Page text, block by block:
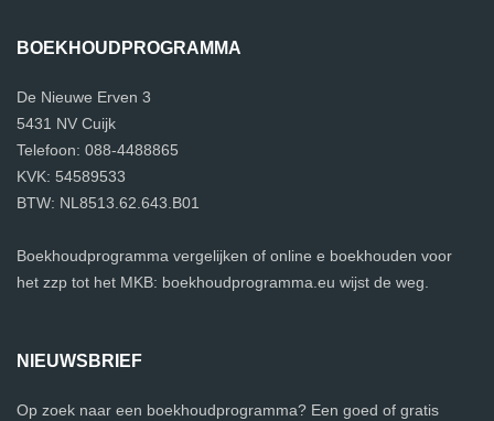
BOEKHOUDPROGRAMMA
De Nieuwe Erven 3
5431 NV Cuijk
Telefoon: 088-4488865
KVK: 54589533
BTW: NL8513.62.643.B01
Boekhoudprogramma vergelijken of online e boekhouden voor
het zzp tot het MKB: boekhoudprogramma.eu wijst de weg.
NIEUWSBRIEF
Op zoek naar een boekhoudprogramma? Een goed of gratis